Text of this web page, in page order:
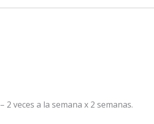
2 veces a la semana x 2 semanas.